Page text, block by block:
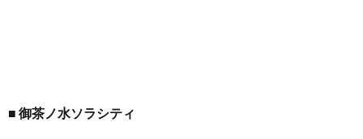
御茶ノ水ソラシティ